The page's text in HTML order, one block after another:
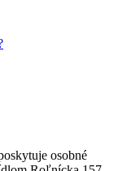
osobné